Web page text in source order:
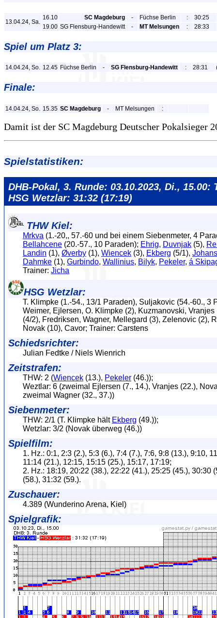
13.04.24, Sa.
16.10 SC Magdeburg - Füchse Berlin :
30:25
19.00 SG Flensburg-Handewitt - MT Melsungen : 28:33
Spiel um Platz 3:
14.04.24, So. 12.45 Füchse Berlin - SG Flensburg-Handewitt : 28:31
Finale:
14.04.24, So. 15.35 SC Magdeburg - MT Melsungen :
Damit ist der SC Magdeburg Deutscher Pokalsieger
Spielstatistiken:
DHB-Pokal, 3. Runde: 03.10.2023, Di., 15.00:
HSG Wetzlar: 31:32 (17:19)
THW Kiel:
Mrkva (1.-20,, 57.-60 und bei einem Siebenmeter, 4
Bellahcene (20.-57., 10 Paraden); Ehrig, Duvnjak (5),
Landin (1), Øverby (1), Wiencek (3), Ekberg (5/1),
Dahmke (1), Gurbindo, Wallinius, Bilyk, Pekeler, á
Trainer: Jicha
HSG Wetzlar:
T. Klimpke (1.-54., 13/1 Paraden), Suljakovic (54.-60., 3
Weimer, Ejlersen, O. Klimpke (2), Kuzmanovski, Vranjes
(4/2), Fredriksen, Wagner, Mellegard (3), Zelenovic (2),
Novak (10), Cavor; Trainer: Carstens
Schiedsrichter:
Julian Fedtke / Niels Wienrich
Zeitstrafen:
THW: 2 (Wiencek (13.), Pekeler (46.));
Weztlar: 6 (zweimal Ejlersen (7., 14.), Vranjes (22.),
zweimal Wagner (32., 37.))
Siebenmeter:
THW: 2/1 (T. Klimpke hält Ekberg (49.));
Wetzlar: 3/2 (Novak überweg (46.))
Spielfilm:
1. Hz.: 0:1, 2:3 (2.), 5:3 (6.), 7:4 (7.), 7:6, 9:8 (13.), 9:10,
11:14 (21.), 12:15, 15:15 (25.), 15:17, 17:19;
2. Hz.: 18:19, 20:22 (38.), 22:22 (41.), 25:25 (45.), 30:30
(58.), 31:32 (59.).
Zuschauer:
4.389 (Wunderino Arena, Kiel)
Spielgrafik: